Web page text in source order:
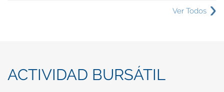
Ver Todos
ACTIVIDAD BURSÁTIL